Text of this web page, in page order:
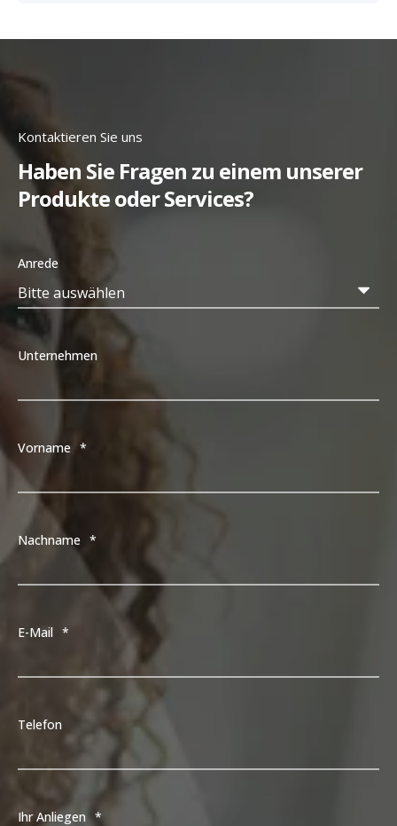
Kontaktieren Sie uns
Haben Sie Fragen zu einem unserer
Produkte oder Services?
Anrede
Unternehmen
Vorname *
Nachname *
E-Mail *
Telefon
Ihr Anliegen *